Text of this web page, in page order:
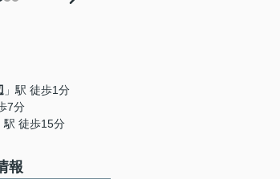
」駅 徒歩1分
7分
駅 徒歩15分
報